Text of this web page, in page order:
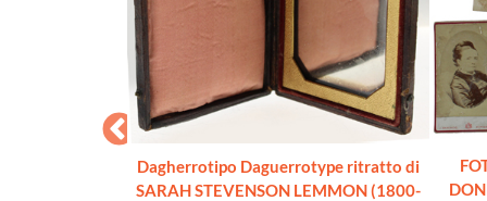
Dagherrotipo Daguerrotype ritratto di
SARAH STEVENSON LEMMON (1800-